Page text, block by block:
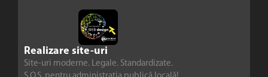
Realizare site-uri
Site-uri moderne. Legale. Standardizate.